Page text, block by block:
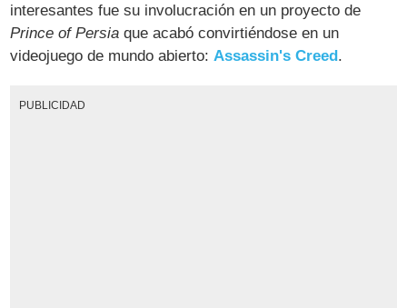
interesantes fue su involucración en un proyecto de
Prince of Persia que acabó convirtiéndose en un
videojuego de mundo abierto: Assassin's Creed.
PUBLICIDAD